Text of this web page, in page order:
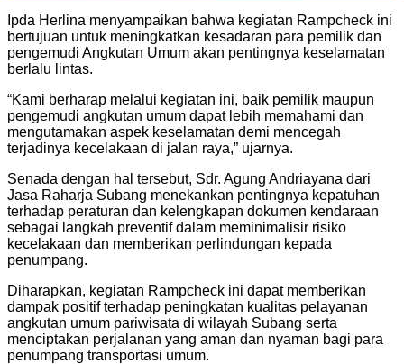
Ipda Herlina menyampaikan bahwa kegiatan Rampcheck ini
bertujuan untuk meningkatkan kesadaran para pemilik dan
pengemudi Angkutan Umum akan pentingnya keselamatan
berlalu lintas.
“Kami berharap melalui kegiatan ini, baik pemilik maupun
pengemudi angkutan umum dapat lebih memahami dan
mengutamakan aspek keselamatan demi mencegah
terjadinya kecelakaan di jalan raya,” ujarnya.
Senada dengan hal tersebut, Sdr. Agung Andriayana dari
Jasa Raharja Subang menekankan pentingnya kepatuhan
terhadap peraturan dan kelengkapan dokumen kendaraan
sebagai langkah preventif dalam meminimalisir risiko
kecelakaan dan memberikan perlindungan kepada
penumpang.
Diharapkan, kegiatan Rampcheck ini dapat memberikan
dampak positif terhadap peningkatan kualitas pelayanan
angkutan umum pariwisata di wilayah Subang serta
menciptakan perjalanan yang aman dan nyaman bagi para
penumpang transportasi umum.